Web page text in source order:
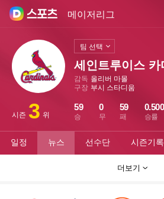
메이저리그
세인트루이스 카
감독 올리버 마몰
구장 부시 스타디움
시즌 3 위 승
59
무
0
패
59
승률
0.500
팀 선택
일정 뉴스 선수단 시즌기록
더보기